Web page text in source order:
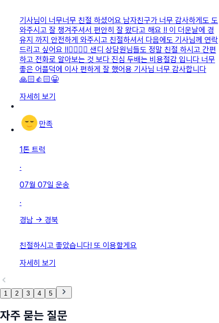
기사님이 너무너무 친절 하셨어요 남자친구가 너무 감사하게도 도
와주시고 잘 챙겨주셔서 편안히 잘 왔다고 해요 !! 이 더운날에 경
유지 까지 안전하게 와주시고 친절하셔서 다음에도 기사님께 연락
드리고 싶어요 !!👍🏻👍🏻 샌디 상담원님들도 정말 친절 하시고 간편
하고 전화로 알아보는 것 보다 진심 두배는 비용절감 입니다 너무
좋은 어플덕에 이사 편하게 잘 했어용 기사님 너무 감사합니다
🙏🏻👍🏻😀
자세히 보기
만족
1톤 트럭
·
07월 07일 운송
·
경남 → 경북
친절하시고 좋았습니다! 또 이용할게요
자세히 보기
1 2 3 4 5
자주 묻는 질문